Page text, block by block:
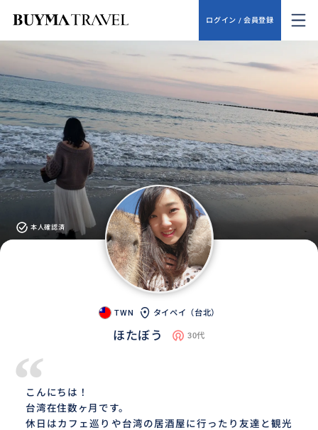
ログイン / 会員登録
本人確認済
TWN タイペイ（台北）
ほたぼう 30代
“
こんにちは！
台湾在住数ヶ月です。
休日はカフェ巡りや台湾の居酒屋に行ったり友達と観光